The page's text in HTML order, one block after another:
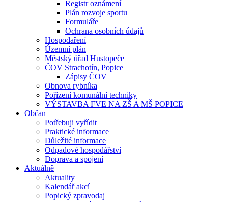
Registr oznámení
Plán rozvoje sportu
Formuláře
Ochrana osobních údajů
Hospodaření
Územní plán
Městský úřad Hustopeče
ČOV Strachotín, Popice
Zápisy ČOV
Obnova rybníka
Pořízení komunální techniky
VÝSTAVBA FVE NA ZŠ A MŠ POPICE
Občan
Potřebuji vyřídit
Praktické informace
Důležité informace
Odpadové hospodářství
Doprava a spojení
Aktuálně
Aktuality
Kalendář akcí
Popický zpravodaj